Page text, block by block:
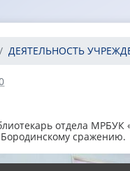
ДЕЯТЕЛЬНОСТЬ
отдела
сражению.